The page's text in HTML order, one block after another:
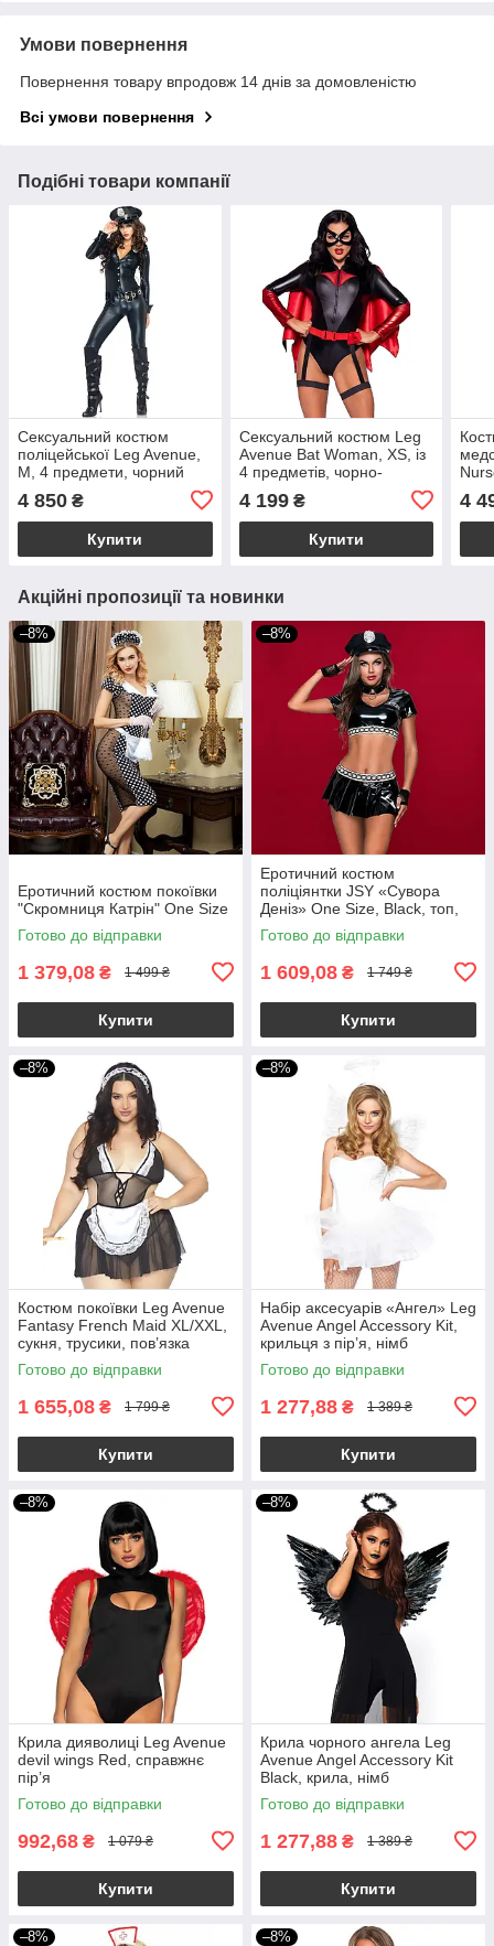
Умови повернення
Повернення товару впродовж 14 днів за домовленістю
Всі умови повернення
Подібні товари компанії
Сексуальний костюм
поліцейської Leg Avenue,
M, 4 предмети, чорний
4 850 ₴
Купити
Сексуальний костюм Leg
Avenue Bat Woman, XS, із
4 предметів, чорно-
4 199₴
Купити
4
Акційні пропозиції та новинки
–8%
Еротичний костюм покоївки
"Скромниця Катрін" One Size
Готово до відправки
1 379,08 ₴ 1 499 ₴
Купити
–8%
Еротичний костюм
поліціянтки JSY «Сувора
Деніз» One Size, Black, топ,
спідниця, рукавички, кашкет
Готово до відправки
1 609,08 ₴ 1 749 ₴
Купити
–8%
Костюм покоївки Leg Avenue
Fantasy French Maid XL/XXL,
сукня, трусики, пов’язка
Готово до відправки
1 655,08 ₴ 1 799 ₴
Купити
–8%
Набір аксесуарів «Ангел» Leg
Avenue Angel Accessory Kit,
крильця з пір’я, німб
Готово до відправки
1 277,88 ₴ 1 389 ₴
Купити
–8%
Крила дияволиці Leg Avenue
devil wings Red, справжнє
пір’я
Готово до відправки
992,68 ₴ 1 079 ₴
Купити
–8%
Крила чорного ангела Leg
Avenue Angel Accessory Kit
Black, крила, німб
Готово до відправки
1 277,88 ₴ 1 389 ₴
Купити
–8% –8%